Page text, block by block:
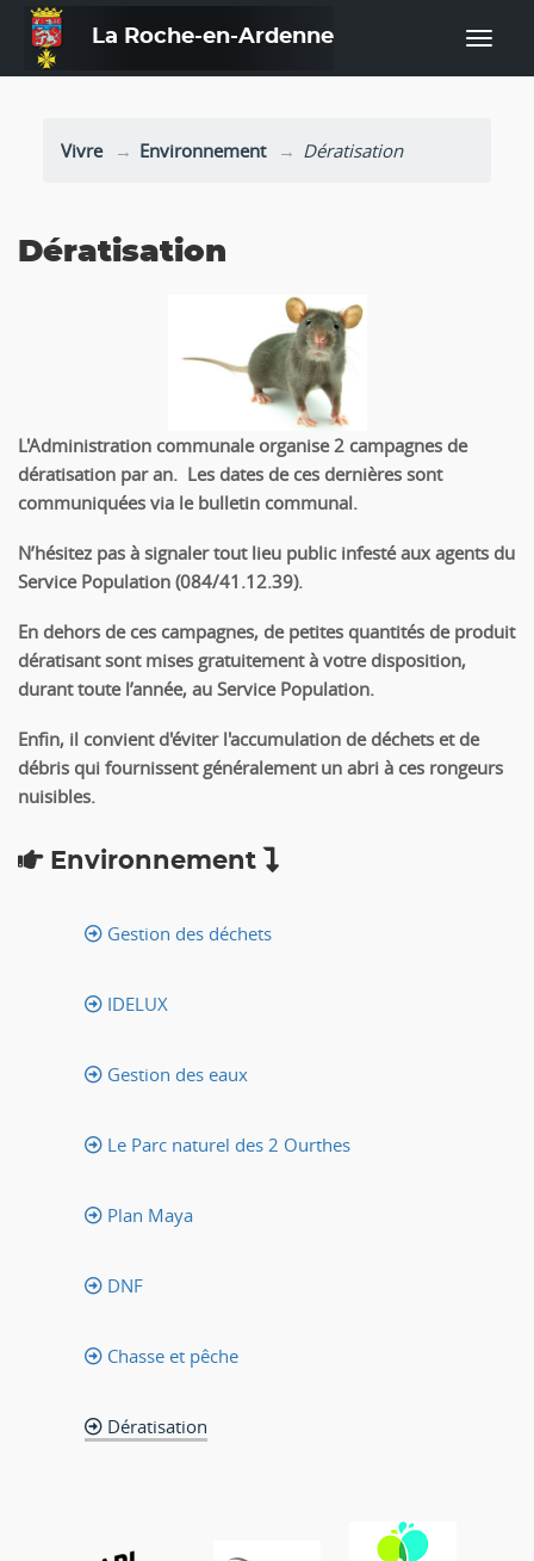
La Roche-en-Ardenne
Vivre Environnement Dératisation
Dératisation
L'Administration communale organise 2 campagnes de
dératisation par an. Les dates de ces dernières sont
communiquées via le bulletin communal.
N’hésitez pas à signalertout lieu public infesté aux agents du
Service Population (084/41.12.39).
En dehors de ces campagnes, de petites quantités de produit
dératisant sont mises gratuitementà votre disposition,
durant toute l’année, au Service Population.
Enfin, il convient d'éviter l'accumulation de déchets et de
débris qui fournissent généralement un abri à ces rongeurs
nuisibles.
Environnement
Gestion des déchets
IDELUX
Gestion des eaux
Le Parc naturel des 2 Ourthes
Plan Maya
DNF
Chasse et pêche
Dératisation